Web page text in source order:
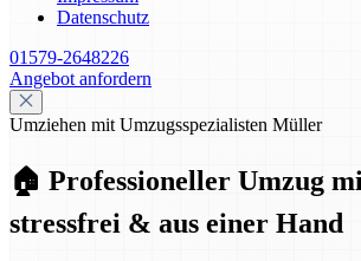
Datenschutz
01579-2648226
Angebot anfordern
Umziehen mit Umzugsspezialisten Müller
🏠 Professioneller Umzug
stressfrei & aus einer Hand